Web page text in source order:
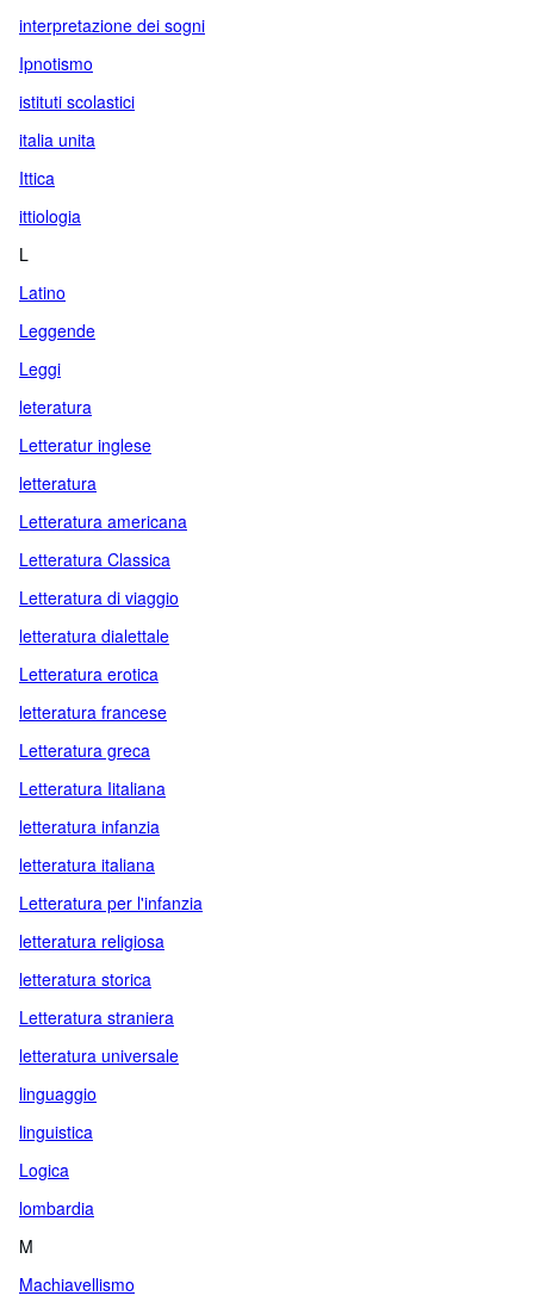
interpretazione dei sogni
Ipnotismo
istituti scolastici
italia unita
Ittica
ittiologia
L
Latino
Leggende
Leggi
leteratura
Letteratur inglese
letteratura
Letteratura americana
Letteratura Classica
Letteratura di viaggio
letteratura dialettale
Letteratura erotica
letteratura francese
Letteratura greca
Letteratura Iitaliana
letteratura infanzia
letteratura italiana
Letteratura per l'infanzia
letteratura religiosa
letteratura storica
Letteratura straniera
letteratura universale
linguaggio
linguistica
Logica
lombardia
M
Machiavellismo